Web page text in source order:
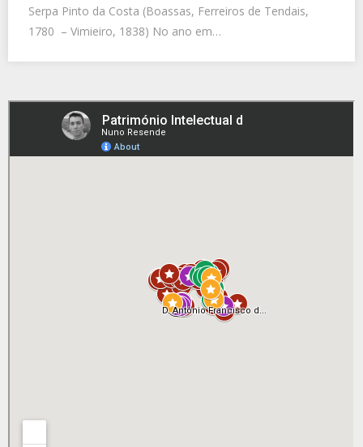
Serpa Pinto da Costa (Boassas, Ferreiros de Tendais,
1780 – Vimieiro, 1838) No ano em…